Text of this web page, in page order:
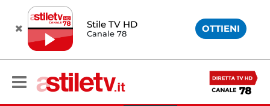
Stile TV HD
Canale 78 OTTIENI